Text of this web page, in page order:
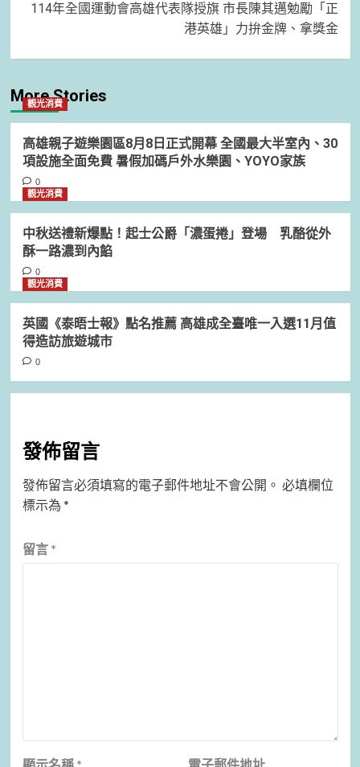
114年全國運動會高雄代表隊授旗 市長陳其邁勉勵「正
港英雄」力拚金牌、拿獎金
More Stories
觀光消費
高雄親子遊樂園區8月8日正式開幕 全國最大半室內、30
項設施全面免費 暑假加碼戶外水樂園、YOYO家族
0
觀光消費
中秋送禮新爆點！起士公爵「濃蛋捲」登場 乳酪從外
酥一路濃到內餡
0
觀光消費
英國《泰晤士報》點名推薦 高雄成全臺唯一入選11月值
得造訪旅遊城市
0
發佈留言
發佈留言必須填寫的電子郵件地址不會公開。 必填欄位
標示為 *
留言 *